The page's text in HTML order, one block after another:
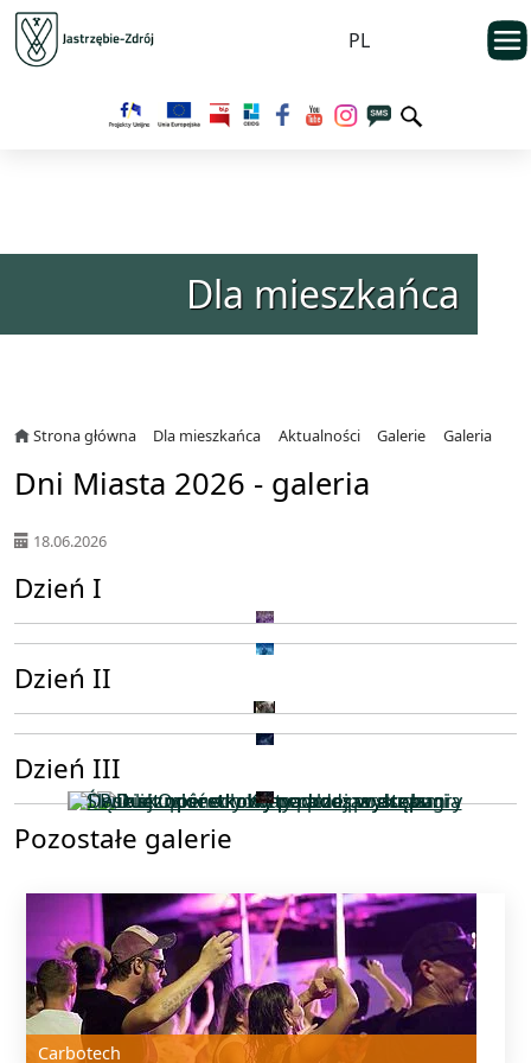
Przejdź do menu głównego
Przejdź do treści
PL
Dla mieszkańca
Strona główna Dla mieszkańca Aktualności Galerie Galeria
Dni Miasta 2026 - galeria
18.06.2026
Dzień I
Dzień II
Dzień III
Pozostałe galerie
Carbotech